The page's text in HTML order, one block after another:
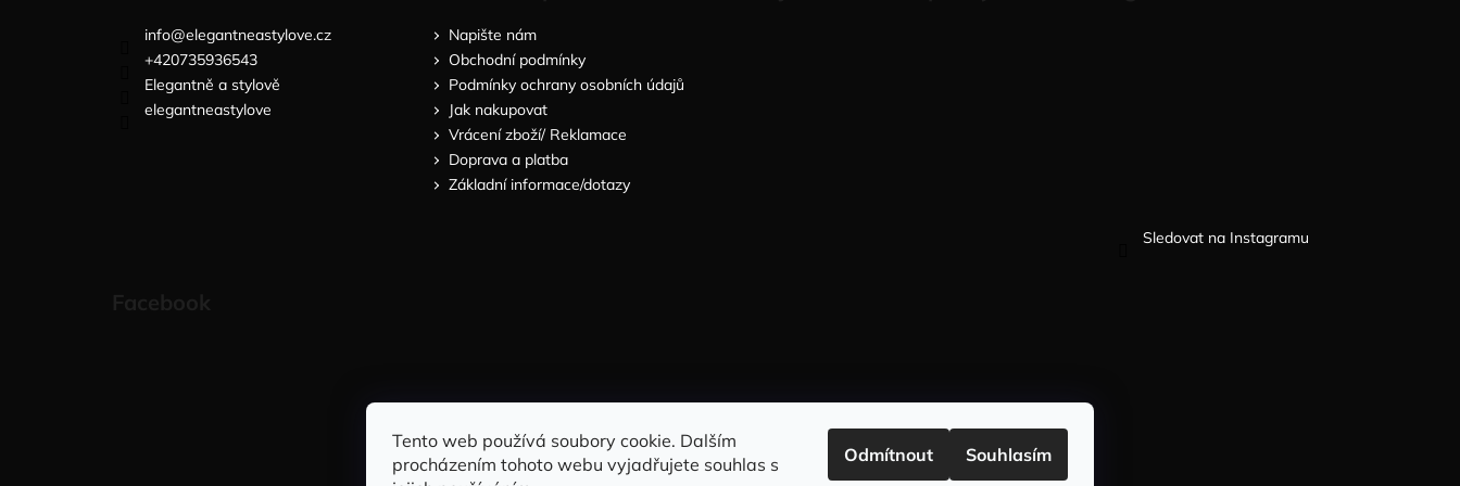
Tento web používá soubory cookie. Dalším
procházením tohoto webu vyjadřujete souhlas s
Odmítnout Souhlasím
info@elegantneastylove.cz
+420735936543
Elegantně a stylově
elegantneastylove
Napište nám
Obchodní podmínky
Podmínky ochrany osobních údajů
Jak nakupovat
Vrácení zboží/ Reklamace
Doprava a platba
Základní informace/dotazy
Sledovat na Instagramu
Sleduj nás na FACEBOOKU
INFORMACE PRO VÁS